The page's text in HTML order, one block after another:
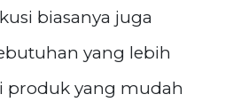
biasanya juga
yang lebih
produk yang mudah